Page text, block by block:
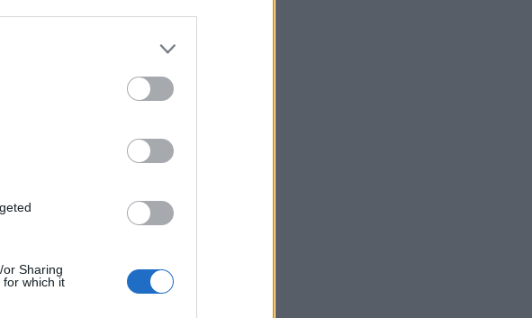
Sharing
which it
Πολίτη
σου.